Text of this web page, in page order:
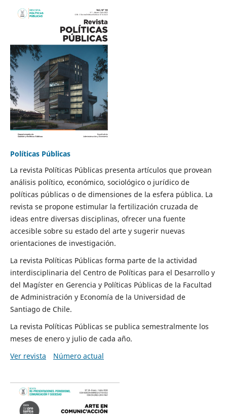
Políticas Públicas
La revista Políticas Públicas presenta artículos que provean
análisis político, económico, sociológico o jurídico de
políticas públicas o de dimensiones de la esfera pública. La
revista se propone estimular la fertilización cruzada de
ideas entre diversas disciplinas, ofrecer una fuente
accesible sobre su estado del arte y sugerir nuevas
orientaciones de investigación.
La revista Políticas Públicas forma parte de la actividad
interdisciplinaria del Centro de Políticas para el Desarrollo y
del Magíster en Gerencia y Políticas Públicas de la Facultad
de Administración y Economía de la Universidad de
Santiago de Chile.
La revista Políticas Públicas se publica semestralmente los
meses de enero y julio de cada año.
Ver revista
Número actual